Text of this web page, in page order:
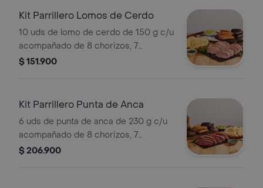
Kit Parrillero Lomos de Cerdo
10 uds de lomo de cerdo de 150 g c/u
acompañado de 8 chorizos, 7
morcillas, 20 arepas, 160g
$ 151.900
Kit Parrillero Punta de Anca
6 uds de punta de anca de 230 g c/u
acompañado de 8 chorizos, 7
morcillas, 20 arepas, 160g
$ 206.900